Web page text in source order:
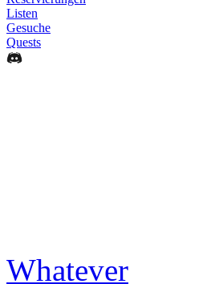
Listen
Gesuche
Quests
Whatever